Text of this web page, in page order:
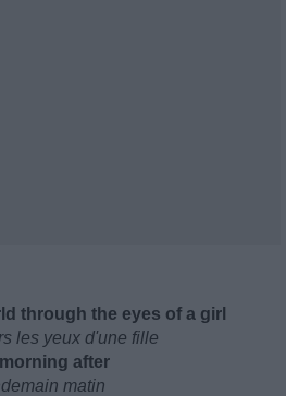
through the eyes of a girl
les yeux d'une fille
after
matin